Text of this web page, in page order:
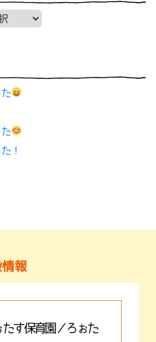
！
報
たす保育園／ろぉた